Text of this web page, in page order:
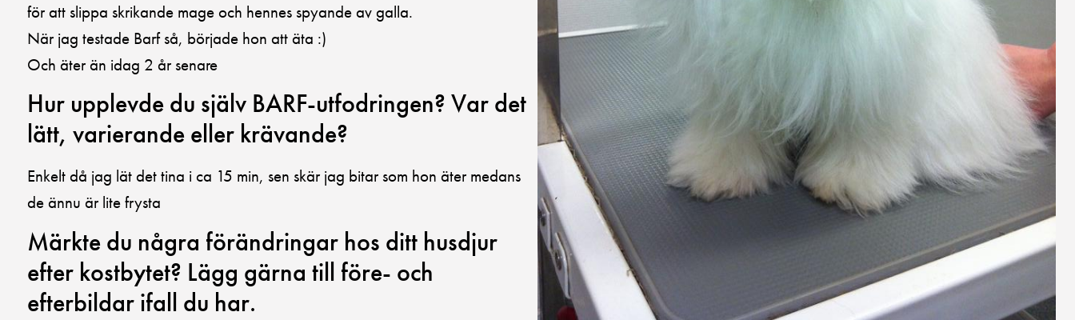
för att slippa skrikande mage och hennes spyande av galla.
När jag testade Barf så, började hon att äta :)
Och äter än idag 2 år senare
Hur upplevde du själv BARF-utfodringen? Var det
lätt, varierande eller krävande?
Enkelt då jag lät det tina i ca 15 min, sen skär jag bitar som hon äter medans
de ännu är lite frysta
Märkte du några förändringar hos ditt husdjur
efter kostbytet? Lägg gärna till före- och
efterbildar ifall du har.